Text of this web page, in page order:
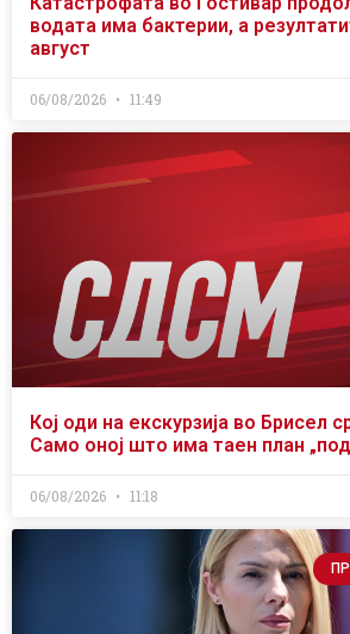
водата има бактерии, а
август
06/08/2026 11:49
Кој оди на екскурзија во Брисел
Само оној што има таен план
06/08/2026 11:18